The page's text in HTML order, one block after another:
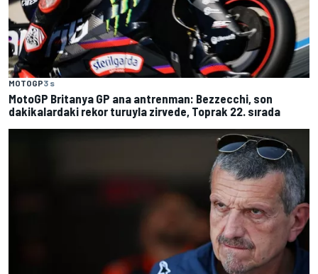
MOTOGP3 s
MotoGP Britanya GP ana antrenman: Bezzecchi, son
dakikalardaki rekor turuyla zirvede, Toprak 22. sırada